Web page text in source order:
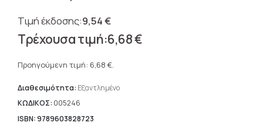
9,54€
Original
price
9,54 €.
6,68€
τρέχουσα
είναι:
6,68 €.
Προηγούμενη τιμή: 6,68 €.
Διαθεσιμότητα: Εξαντλημένο
ΚΩΔΙΚΟΣ: 005246
ISBN: 9789603828723